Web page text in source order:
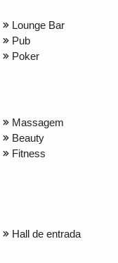
Lounge Bar
Pub
Poker
Massagem
Beauty
Fitness
Hall de entrada